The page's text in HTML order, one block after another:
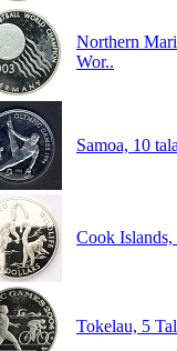
Northern
Wor..
Samoa, 10
Cook
Tokelau, 5